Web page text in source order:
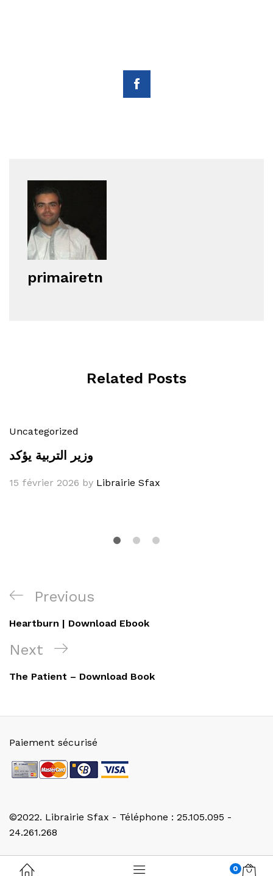
primairetn
Related Posts
Uncategorized
وزير التربية يؤكد
15 février 2026 by Librairie Sfax
Navigation
de
l’article
Previous
Post
Previous
Heartburn | Download Ebook
Next
Post
Next
The Patient – Download Book
©2022. Librairie Sfax - Téléphone : 25.105.095 -
24.261.268
Paiement sécurisé
0